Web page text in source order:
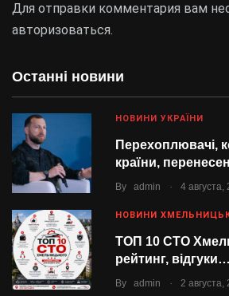
Останні новини
НОВИНИ УКРАЇНИ
Перехоплювачі,
країни,
By admin . 4 августа,
НОВИНИ
ТОП 10 СТО
рейтинг, відгуки…
By admin . 2 августа,
Для отправки комментария вам
авторизоваться.